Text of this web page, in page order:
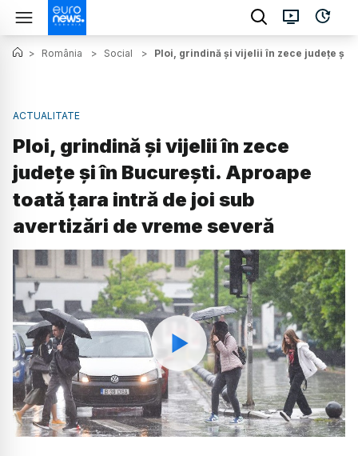
> România > Social > Ploi, grindină și vijelii în zece județe și
ACTUALITATE
Ploi, grindină și vijelii în zece
județe și în București. Aproape
toată țara intră de joi sub
avertizări de vreme severă
Watch